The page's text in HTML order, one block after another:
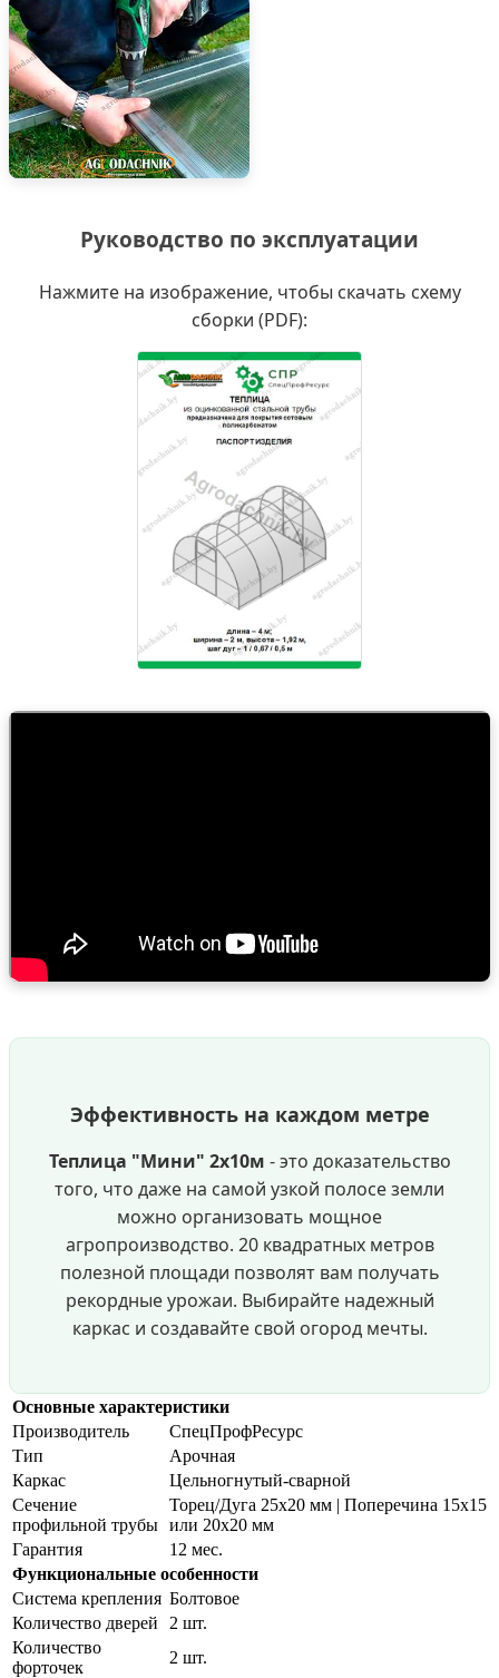
Руководство по эксплуатации
Нажмите на изображение, чтобы скачать схему
сборки (PDF):
Эффективность на каждом метре
Теплица "Мини" 2х10м - это доказательство
того, что даже на самой узкой полосе земли
можно организовать мощное
агропроизводство. 20 квадратных метров
полезной площади позволят вам получать
рекордные урожаи. Выбирайте надежный
каркас и создавайте свой огород мечты.
Основные характеристики
Производитель
СпецПрофРесурс
Тип
Арочная
Каркас
Цельногнутый-сварной
Сечение
профильной трубы
Торец/Дуга 25х20 мм | Поперечина 15х15
или 20х20 мм
Гарантия
12 мес.
Функциональные особенности
Система крепления Болтовое
Количество дверей
2 шт.
Количество
форточек
2 шт.